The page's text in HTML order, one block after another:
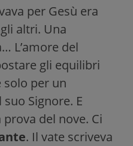
per Gesù era
altri. Una
L’amore del
gli equilibri
solo per un
Signore. E
del nove. Ci
. Il vate scriveva